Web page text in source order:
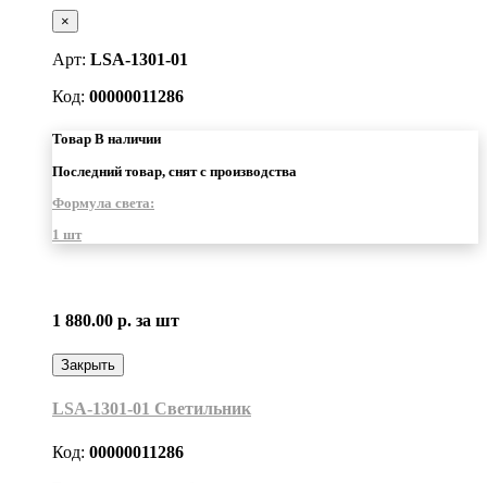
×
Арт: LSA-1301-01
Код: 00000011286
Товар В наличии
Последний товар, снят с производства
Формула света:
1 шт
1 880.00 р. за шт
Закрыть
LSA-1301-01 Светильник
Код: 00000011286